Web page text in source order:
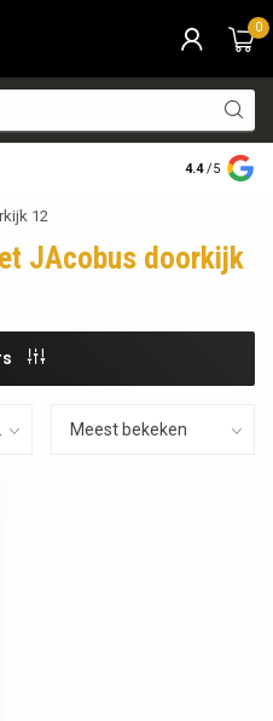
0
Bezorging
4.4 /5
12
JAcobus doorkijk